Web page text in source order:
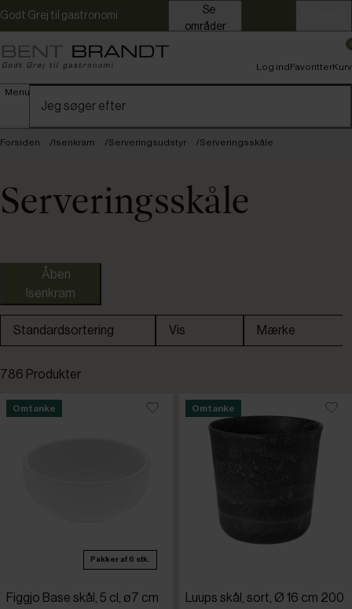
Godt Grej til gastronomi
områder
Menu
Log indFavoritterKurv
Forsiden Isenkram Serveringsudstyr Serveringsskåle
Serveringsskåle
Isenkram
Standardsortering
Varenr.
Vis
Fast lavpris
Nye varer
Mærke
786 Produkter
Omtanke
Pakker af 6 stk.
Figgjo Base skål, 5 cl, ø7 cm
Omtanke
Luups skål, sort, Ø 16 cm 200